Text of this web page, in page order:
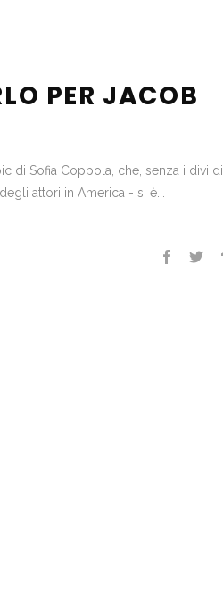
PER JACOB
di Sofia Coppola, che, senza i divi di
attori in America - si è...